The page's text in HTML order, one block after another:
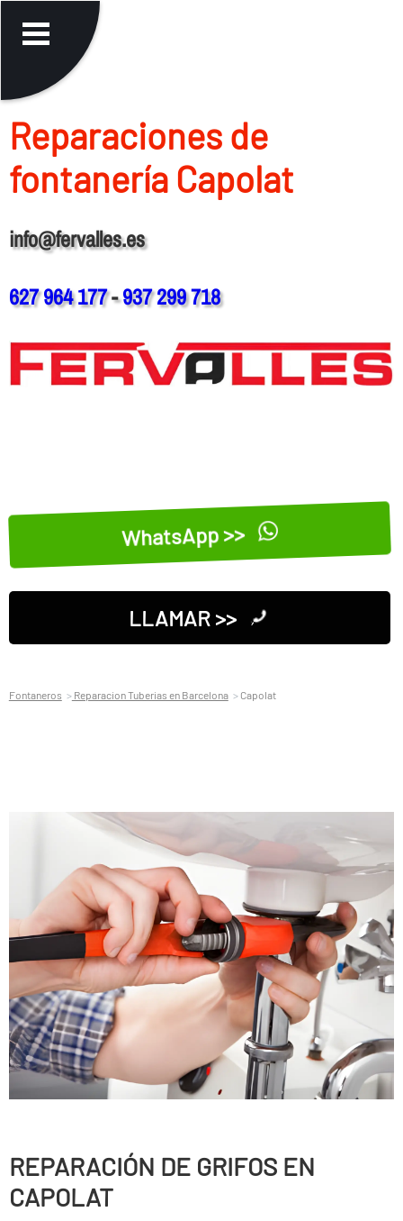
Reparaciones de
fontanerí­a Capolat
info@fervalles.es
627 964 177-937 299 718
WhatsApp >>
LLAMAR >>
Fontaneros Reparacion Tuberias en Barcelona Capolat
REPARACIÓN DE GRIFOS EN
CAPOLAT